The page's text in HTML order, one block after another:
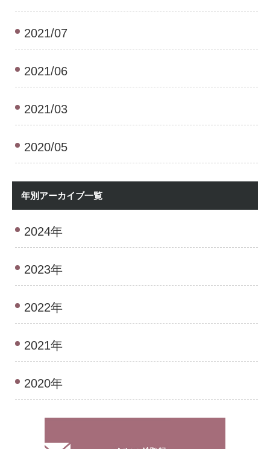
2021/07
2021/06
2021/03
2020/05
年別アーカイブ一覧
2024年
2023年
2022年
2021年
2020年